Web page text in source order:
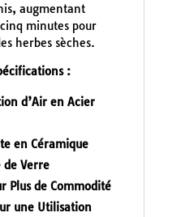
augmentant
minutes pour
herbes sèches.
:
d’Air en Acier
en Céramique
de Verre
Plus de Commodité
une Utilisation